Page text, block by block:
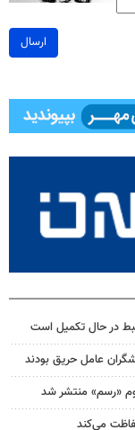
ارسال
در حال تکمیل است
عامل حریق بودند
می‌کند